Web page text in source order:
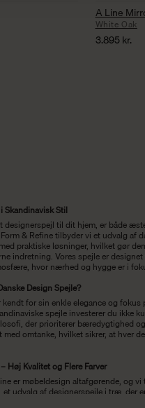
A Line
White Oak
3.895kr.
Skandinavisk Stil
designerspejl til dit hjem, er både
& Refine tilbyder vi et udvalg af
praktiske løsninger, hvilket gør
indretning. Vores spejle er
hvor nærhed og hygge er i
Design Spejle?
kendt for sin enkle elegance og fokus
spejle investerer du ikke
der prioriterer bæredygtighed
med omtanke, hvilket sikrer, at hver
Høj Kvalitet og Flere Farver
er møbeldesign altafgørende, og
udvalg af designerspejle i træ, der